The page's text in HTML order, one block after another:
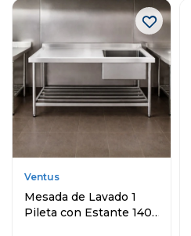
Ventus
Mesada de Lavado 1
Pileta con Estante 140